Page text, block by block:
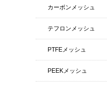
カーボンメッシュ
テフロンメッシュ
PTFEメッシュ
PEEKメッシュ